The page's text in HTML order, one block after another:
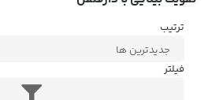
ترتیب
فیلتر